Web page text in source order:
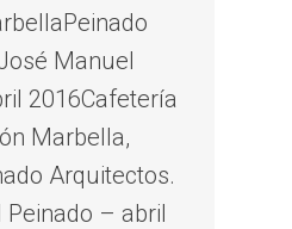
Manuel
2016Cafetería
Marbella,
Arquitectos.
– abril